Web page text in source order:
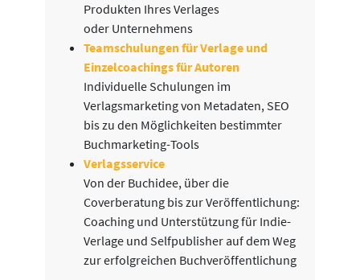
Produkten Ihres Verlages
oder Unternehmens
Teamschulungen für Verlage und
Einzelcoachings für Autoren
Individuelle Schulungen im
Verlagsmarketing von Metadaten, SEO
bis zu den Möglichkeiten bestimmter
Buchmarketing-Tools
Verlagsservice
Von der Buchidee, über die
Coverberatung bis zur Veröffentlichung:
Coaching und Unterstützung für Indie-
Verlage und Selfpublisher auf dem Weg
zur erfolgreichen Buchveröffentlichung